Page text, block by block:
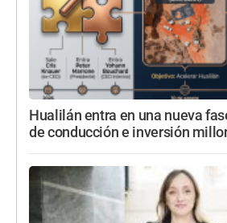
Hualilán entra en una nueva
de conducción e inversión